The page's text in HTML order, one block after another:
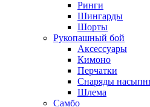
Ринги
Шингарды
Шорты
Рукопашный бой
Аксессуары
Кимоно
Перчатки
Снаряды
Шлема
Самбо